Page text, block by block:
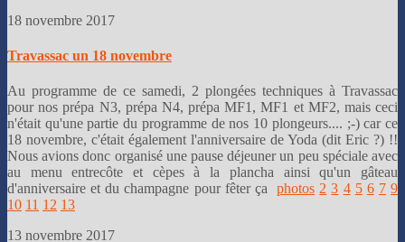
18 novembre 2017
Travassac un 18 novembre
Au programme de ce samedi, 2 plongées techniques à Travassac
pour nos prépa N3, prépa N4, prépa MF1, MF1 et MF2, mais ceci
n'était qu'une partie du programme de nos 10 plongeurs.... ;-) car ce
18 novembre, c'était également l'anniversaire de Yoda (dit Eric ?) !!
Nous avions donc organisé une pause déjeuner un peu spéciale avec
au menu entrecôte et cèpes à la plancha ainsi qu'un gâteau
d'anniversaire et du champagne pour fêter çaphotos 2 3 4 5 6 7 9
10 11 12 13
13 novembre 2017